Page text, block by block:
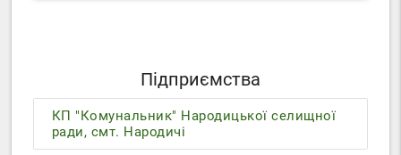
Підприємства
КП "Комунальник" Народицької селищної
ради, смт. Народичі